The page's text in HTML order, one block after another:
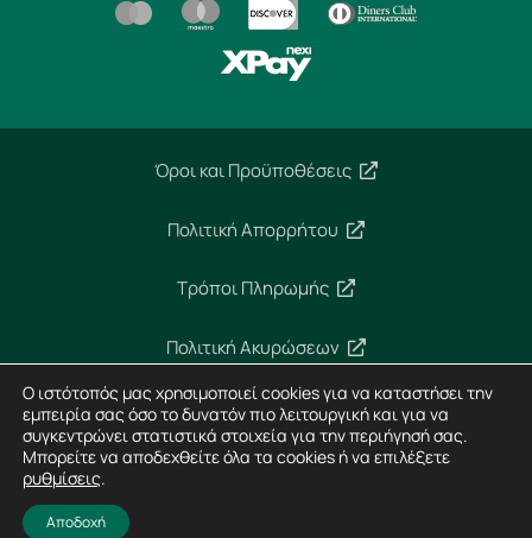
Όροι και Προϋποθέσεις
Πολιτική Απορρήτου
Τρόποι Πληρωμής
Πολιτική Ακυρώσεων
Ασφάλεια Συναλλαγών
Copyright 2024 – Imperial Dekra – All rights reserved
Ο ιστότοπός μας χρησιμοποιεί cookies για να καταστήσει την
εμπειρία σας όσο το δυνατόν πιο λειτουργική και για να
συγκεντρώνει στατιστικά στοιχεία για την περιήγησή σας.
Μπορείτε να αποδεχθείτε όλα τα cookies ή να επιλέξετε
ρυθμίσεις.
Αποδοχή